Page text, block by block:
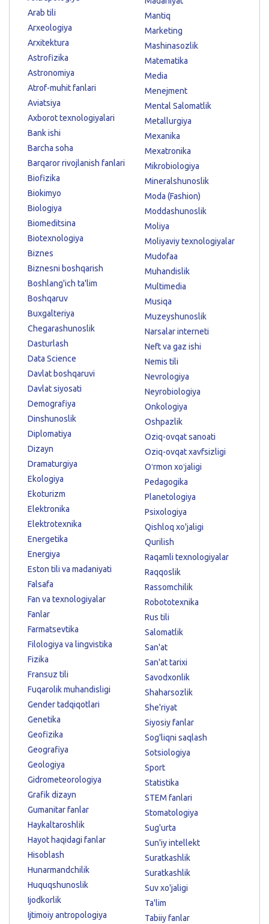
Arab tili
Arxeologiya
Arxitektura
Astrofizika
Astronomiya
Atrof-muhit fanlari
Aviatsiya
Axborot texnologiyalari
Bank ishi
Barcha soha
Barqaror rivojlanish fanlari
Biofizika
Biokimyo
Biologiya
Biomeditsina
Biotexnologiya
Biznes
Biznesni boshqarish
Boshlang'ich ta'lim
Boshqaruv
Buxgalteriya
Chegarashunoslik
Dasturlash
Data Science
Davlat boshqaruvi
Davlat siyosati
Demografiya
Dinshunoslik
Diplomatiya
Dizayn
Dramaturgiya
Ekologiya
Ekoturizm
Elektronika
Elektrotexnika
Energetika
Energiya
Eston tili va madaniyati
Falsafa
Fan va texnologiyalar
Fanlar
Farmatsevtika
Filologiya va lingvistika
Fizika
Fransuz tili
Fuqarolik muhandisligi
Gender tadqiqotlari
Genetika
Geofizika
Geografiya
Geologiya
Gidrometeorologiya
Grafik dizayn
Gumanitar fanlar
Haykaltaroshlik
Hayot haqidagi fanlar
Hisoblash
Hunarmandchilik
Huquqshunoslik
Ijodkorlik
Ijtimoiy antropologiya
Mantiq
Marketing
Mashinasozlik
Matematika
Media
Menejment
Mental Salomatlik
Metallurgiya
Mexanika
Mexatronika
Mikrobiologiya
Mineralshunoslik
Moda (Fashion)
Moddashunoslik
Moliya
Moliyaviy texnologiyalar
Mudofaa
Muhandislik
Multimedia
Musiqa
Muzeyshunoslik
Narsalar interneti
Neft va gaz ishi
Nemis tili
Nevrologiya
Neyrobiologiya
Onkologiya
Oshpazlik
Oziq-ovqat sanoati
Oziq-ovqat xavfsizligi
Oʻrmon xoʻjaligi
Pedagogika
Planetologiya
Psixologiya
Qishloq xo'jaligi
Qurilish
Raqamli texnologiyalar
Raqqoslik
Rassomchilik
Robototexnika
Rus tili
Salomatlik
San'at
San'at tarixi
Savodxonlik
Shaharsozlik
She'riyat
Siyosiy fanlar
Sog'liqni saqlash
Sotsiologiya
Sport
Statistika
STEM fanlari
Stomatologiya
Sug'urta
Sun'iy intellekt
Suratkashlik
Suratkashlik
Suv xo'jaligi
Ta'lim
Tabiiy fanlar